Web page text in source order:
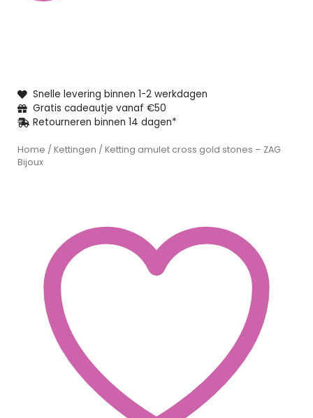
Snelle levering binnen 1-2 werkdagen
Gratis cadeautje vanaf €50
Retourneren binnen 14 dagen*
Home /Kettingen / Ketting amulet cross gold stones – ZAG
Bijoux